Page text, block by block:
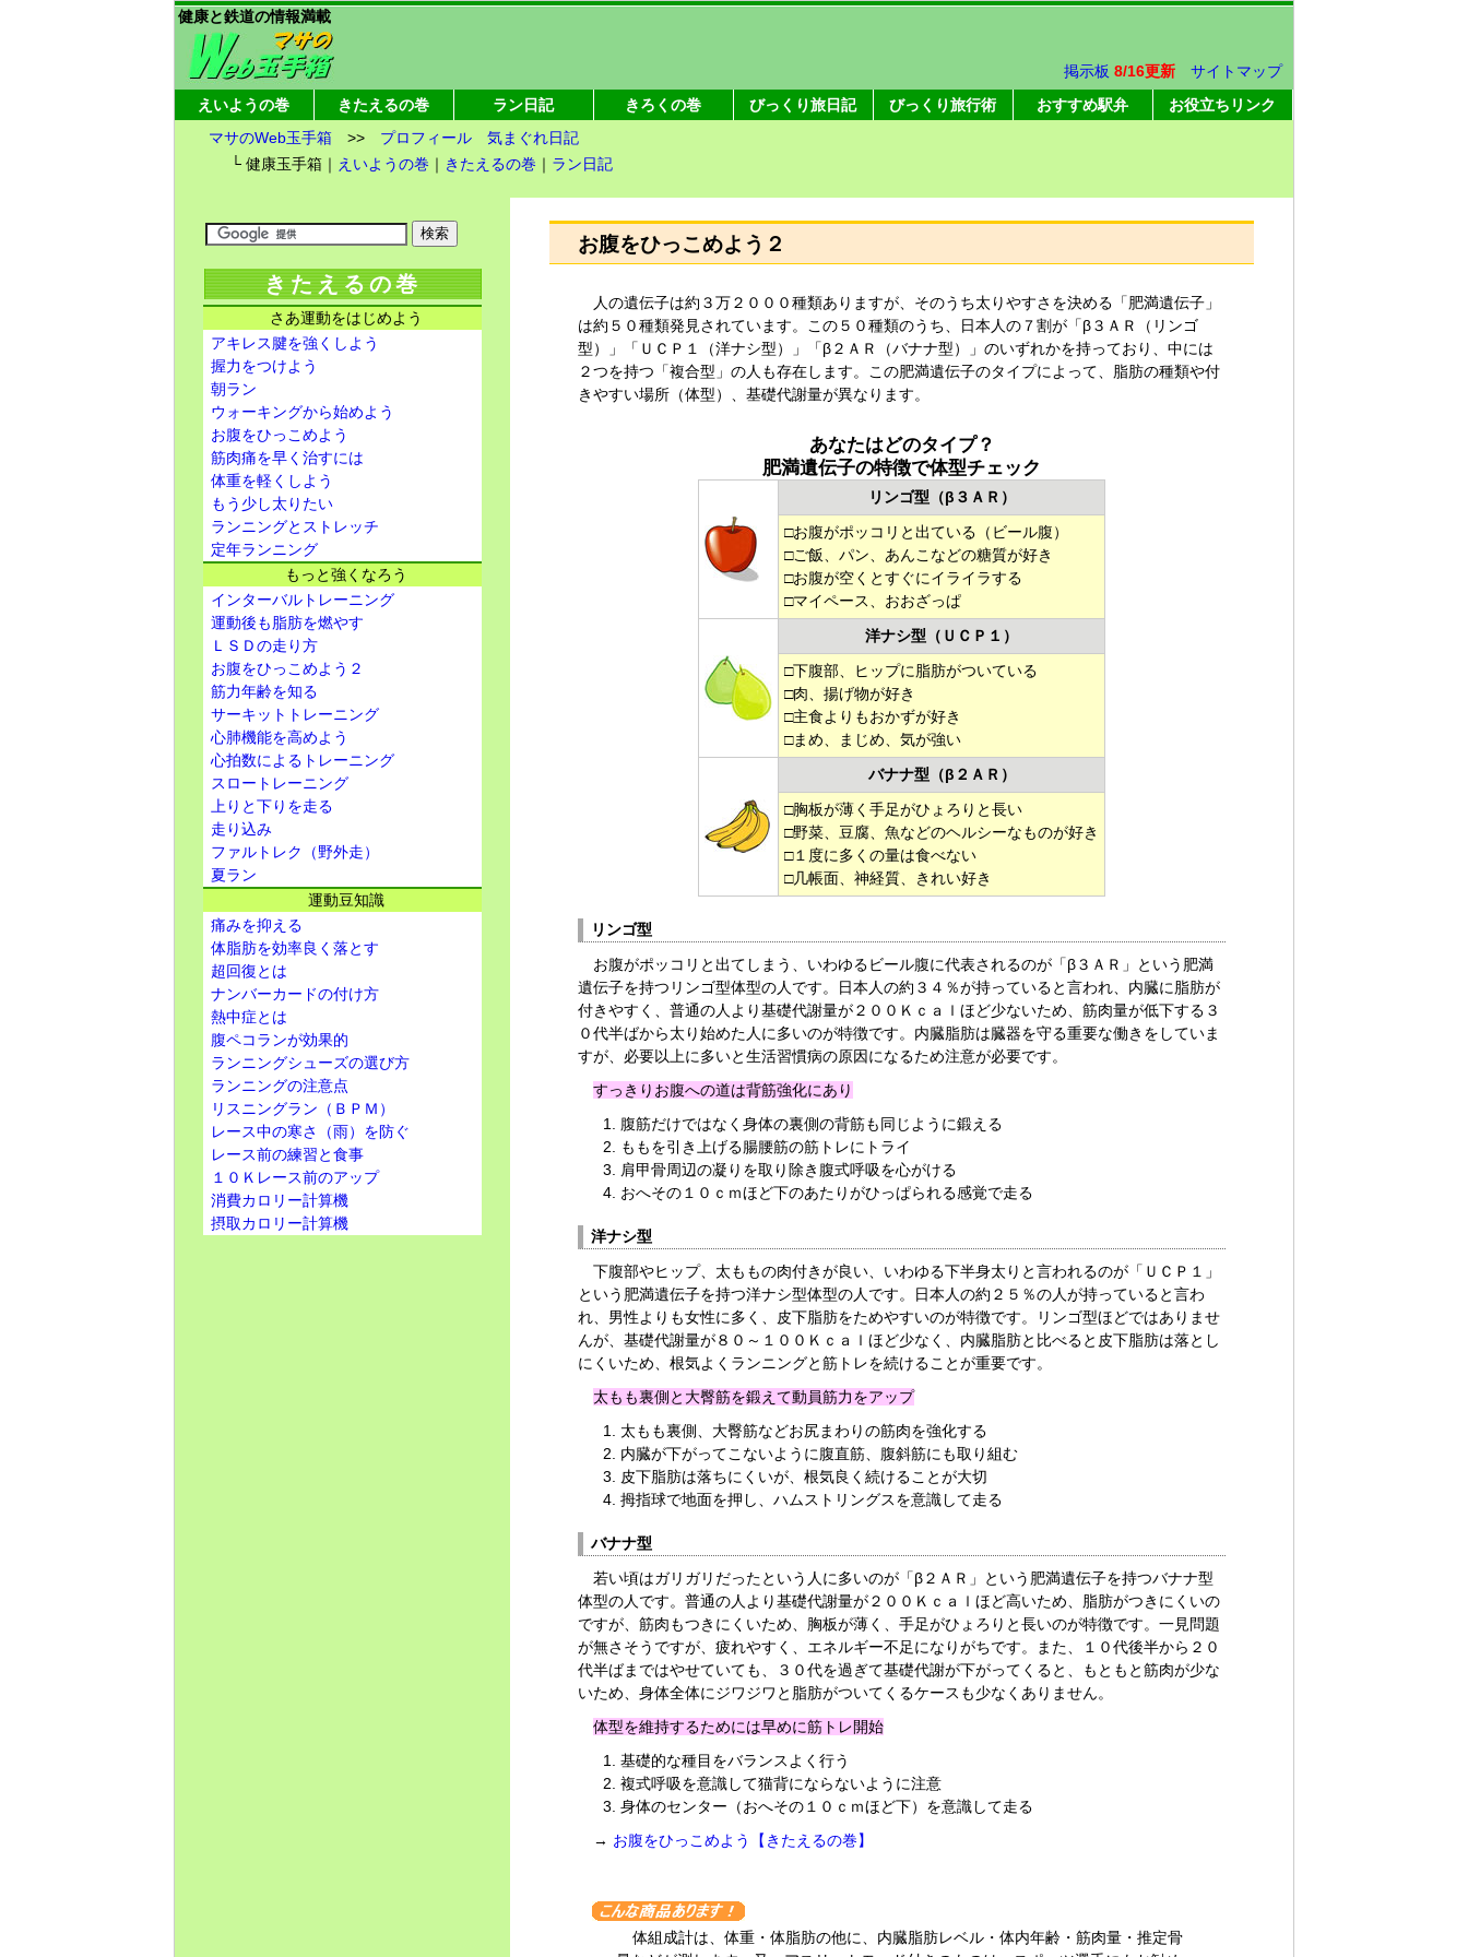
健康と鉄道の情報満載
掲示板 8/16更新
サイトマップ
えいようの巻
きたえるの巻 ラン日記 きろくの巻 びっくり旅日記 びっくり旅行術 おすすめ駅弁
お役立ちリンク
マサのWeb玉手箱>> プロフィール
気まぐれ日記
└ 健康玉手箱｜ えいようの巻 ｜ きたえるの巻 ｜ ラン日記
お腹をひっこめよう２
人の遺伝子は約３万２０００種類ありますが、そのうち太りやすさを決める「肥満遺伝子」
は約５０種類発見されています。この５０種類のうち、日本人の７割が「β３ＡＲ（リンゴ
型）」「ＵＣＰ１（洋ナシ型）」「β２ＡＲ（バナナ型）」のいずれかを持っており、中には
２つを持つ「複合型」の人も存在します。この肥満遺伝子のタイプによって、脂肪の種類や付
きやすい場所（体型）、基礎代謝量が異なります。
あなたはどのタイプ？
肥満遺伝子の特徴で体型チェック
リンゴ型（β３ＡＲ）
□お腹がポッコリと出ている（ビール腹）
□ご飯、パン、あんこなどの糖質が好き
□お腹が空くとすぐにイライラする
□マイペース、おおざっぱ
洋ナシ型（ＵＣＰ１）
□下腹部、ヒップに脂肪がついている
□肉、揚げ物が好き
□主食よりもおかずが好き
□まめ、まじめ、気が強い
バナナ型（β２ＡＲ）
□胸板が薄く手足がひょろりと長い
□野菜、豆腐、魚などのヘルシーなものが好き
□１度に多くの量は食べない
□几帳面、神経質、きれい好き
リンゴ型
お腹がポッコリと出てしまう、いわゆるビール腹に代表されるのが「β３ＡＲ」という肥満
遺伝子を持つリンゴ型体型の人です。日本人の約３４％が持っていると言われ、内臓に脂肪が
付きやすく、普通の人より基礎代謝量が２００Ｋｃａｌほど少ないため、筋肉量が低下する３
０代半ばから太り始めた人に多いのが特徴です。内臓脂肪は臓器を守る重要な働きをしていま
すが、必要以上に多いと生活習慣病の原因になるため注意が必要です。
すっきりお腹への道は背筋強化にあり
腹筋だけではなく身体の裏側の背筋も同じように鍛える
ももを引き上げる腸腰筋の筋トレにトライ
肩甲骨周辺の凝りを取り除き腹式呼吸を心がける
おへその１０ｃｍほど下のあたりがひっぱられる感覚で走る
洋ナシ型
下腹部やヒップ、太ももの肉付きが良い、いわゆる下半身太り と言われるのが「ＵＣＰ１」
という肥満遺伝子を持つ洋ナシ型体型の人です。日本人の約２５％の人が持っていると言わ
れ、男性よりも女性に多く、皮下脂肪をためやすいのが特徴です。リンゴ型ほどではありませ
んが、基礎代謝量が８０～１００Ｋｃａｌほど少なく、内臓脂肪と比べると皮下脂肪は落とし
にくいため、根気よくランニングと筋トレを続けることが重要です。
太もも裏側と 大臀筋を鍛えて動員筋力をアップ
太もも裏側、大臀筋などお尻まわりの筋肉を強化する
内臓が下がってこないように腹直筋、腹斜筋にも取り組む
皮下脂肪は落ちにくいが、根気良く続けることが大切
拇指球で地面を押し、ハムストリングスを意識して走る
バナナ型
若い頃はガリガリだったという人に多いのが「β２ＡＲ」という肥満遺伝子を持つバナナ型
体型の人です。普通の人より基礎代謝量が２００Ｋｃａｌほど高いため、脂肪がつきにくいの
ですが、筋肉もつきにくいため、胸板が薄く、手足がひょろりと長いのが特徴です。一見問題
が無さそうですが、疲れやすく、エネルギー不足になりがちです。また、１０代後半から２０
代半ばまではやせていても、３０代を過ぎて基礎代謝が下がってくると、もともと筋肉が少な
いため、身体全体にジワジワと脂肪がついてくるケースも少なくありません。
体型を維持するためには早めに筋トレ開始
基礎的な種目をバランスよく行う
複式呼吸を意識して猫背にならないように注意
身体のセンター（おへその１０ｃｍほど下）を意識して走る
→ お腹をひっこめよう【きたえるの巻】
体組成計は、体重・体脂肪の他に、内臓脂肪レベル・体内年齢・筋肉量・推定骨
きたえるの巻
さあ運動をはじめよう
アキレス腱を強くしよう
握力をつけよう
朝ラン
ウォーキングから始めよう
お腹をひっこめよう
筋肉痛を早く治すには
体重を軽くしよう
もう少し太りたい
ランニングとストレッチ
定年ランニング
もっと強くなろう
インターバルトレーニング
運動後も脂肪を燃やす
ＬＳＤの走り方
お腹をひっこめよう２
筋力年齢を知る
サーキットトレーニング
心肺機能を高めよう
心拍数によるトレーニング
スロートレーニング
上りと下りを走る
走り込み
ファルトレク（野外走）
夏ラン
運動豆知識
痛みを抑える
体脂肪を効率良く落とす
超回復とは
ナンバーカードの付け方
熱中症とは
腹ペコランが効果的
ランニングシューズの選び方
ランニングの注意点
リスニングラン（ＢＰＭ）
レース中の寒さ（雨）を防ぐ
レース前の練習と食事
１０Ｋレース前のアップ
消費カロリー計算機
摂取カロリー計算機